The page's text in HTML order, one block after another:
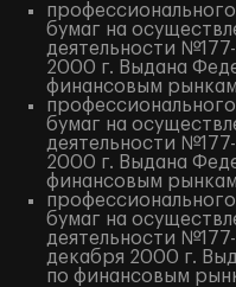
бумаг на
деятельности
2000 г. Выдана
финансовым рынкам
бумаг на
деятельности
2000 г. Выдана
финансовым рынкам
бумаг на
деятельности
декабря 2000 г.
по финансовым